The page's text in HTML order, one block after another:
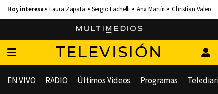
Laura Zapata Sergio Fachelli Ana Martín Christian Valero
TELEVISIÓN
EN VIVO RADIO Últimos Videos Programas